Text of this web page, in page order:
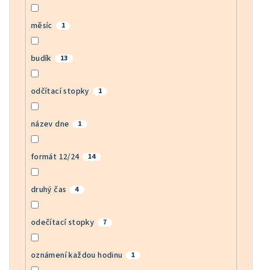
měsíc 1
budík 13
odčítací stopky 1
název dne 1
formát 12/24 14
druhý čas 4
odečítací stopky 7
oznámení každou hodinu 1